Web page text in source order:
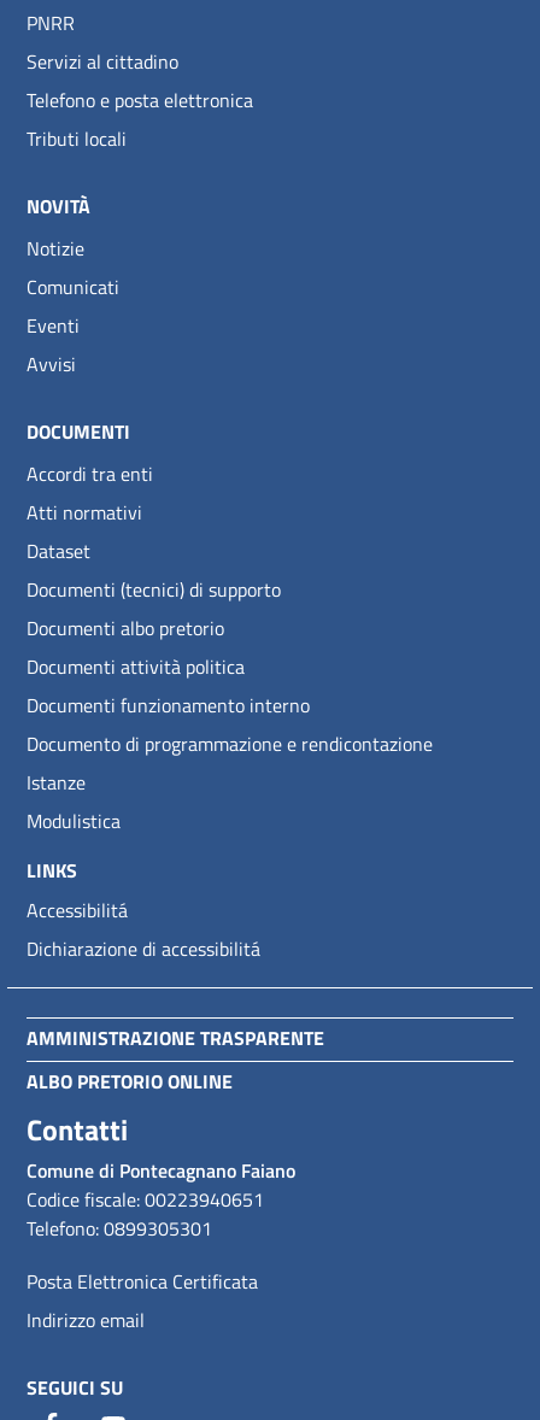
PNRR
Servizi al cittadino
Telefono e posta elettronica
Tributi locali
NOVITÀ
Notizie
Comunicati
Eventi
Avvisi
DOCUMENTI
Accordi tra enti
Atti normativi
Dataset
Documenti (tecnici) di supporto
Documenti albo pretorio
Documenti attività politica
Documenti funzionamento interno
Documento di programmazione e rendicontazione
Istanze
Modulistica
LINKS
Accessibilitá
Dichiarazione di accessibilitá
AMMINISTRAZIONE TRASPARENTE
ALBO PRETORIO ONLINE
Contatti
Comune di Pontecagnano Faiano
Codice fiscale: 00223940651
Telefono: 0899305301
Posta Elettronica Certificata
Indirizzo email
SEGUICI SU